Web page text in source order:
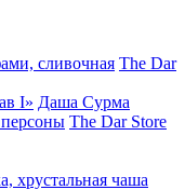
сливочная The Dar
I» Даша Сурма
The Dar Store
хрустальная чаша